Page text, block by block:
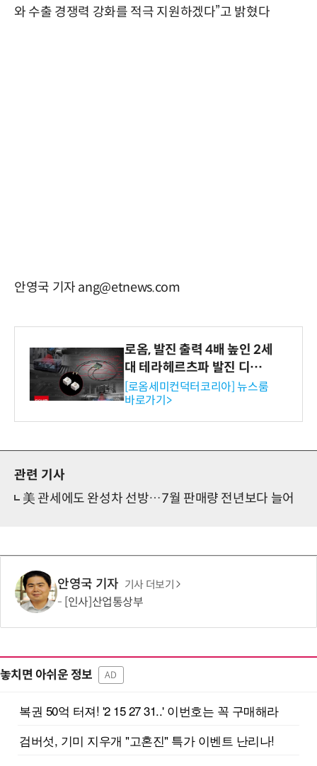
와 수출 경쟁력 강화를 적극 지원하겠다”고 밝혔다
안영국 기자 ang@etnews.com
로옴, 발진 출력 4배 높인 2세
대 테라헤르츠파 발진 디바이
스 개발
[로옴세미컨덕터코리아] 뉴스룸
바로가기>
관련 기사
美 관세에도 완성차 선방…7월 판매량 전년보다 늘어
안영국 기자 기사 더보기
[인사]산업통상부
놓치면 아쉬운 정보 AD